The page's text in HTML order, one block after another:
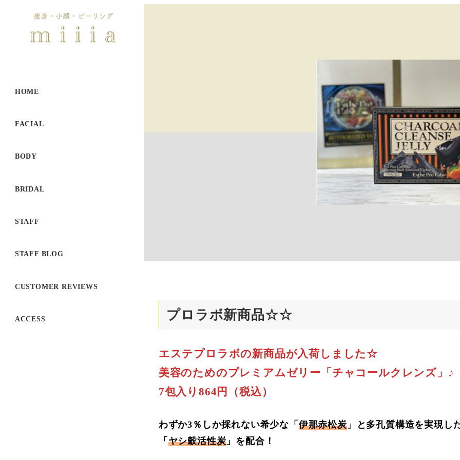
HOME
FACIAL
BODY
BRIDAL
STAFF
STAFF BLOG
CUSTOMER REVIEWS
ACCESS プロラボ新商品☆☆
エステプロラボの新商品が入荷しました☆
美容のためのプレミアムゼリー「チャコールクレンズ」♪
7包入り864円（税込）
わずか3％しか採れない希少な「 伊那赤松炭」と多孔質構造を実現し
「 ヤシ穀活性炭 」を配合！